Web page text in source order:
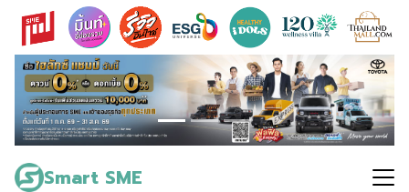
Skip
content
Smart SME
Search
for: